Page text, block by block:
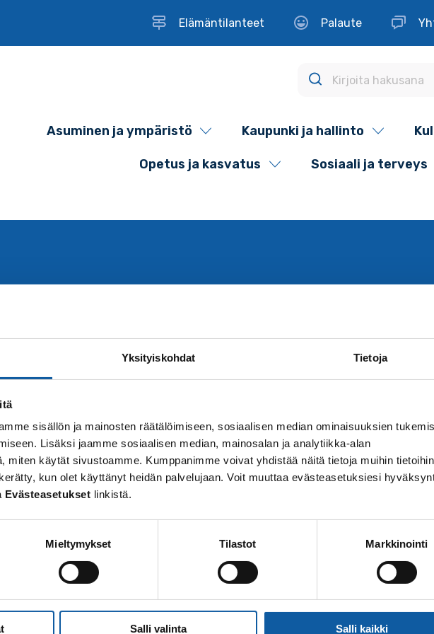
Yksityiskohdat Tietoja
sisällön ja mainosten räätälöimiseen, sosiaalisen median ominaisuuksien
Lisäksi jaamme sosiaalisen median, mainosalan ja analytiikka-alan
miten käytät sivustoamme. Kumppanimme voivat yhdistää näitä tietoja muihin
kun olet käyttänyt heidän palvelujaan. Voit muuttaa evästeasetuksiesi
Evästeasetukset linkistä.
Mieltymykset Tilastot Markkinointi
Salli valinta Salli kaikki
Elämäntilanteet Palaute
Asuminen ja ympäristö Kaupunki ja hallinto
Opetus ja kasvatus Sosiaali ja terveys
PL 50, 21531 PAIMIO
julkisuuskuvaus
työpaikat
Esityslistat, pöytäkirjat
Kaupunginvaltuusto
Business
Know